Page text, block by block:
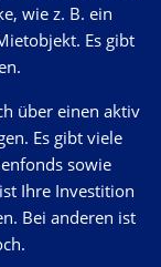
wie z. B. ein
Es gibt
über einen aktiv
Es gibt viele
sowie
Ihre Investition
Bei anderen ist